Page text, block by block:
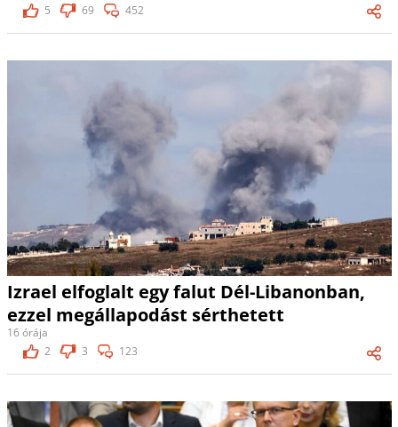
5
69 452
Izrael elfoglalt egy falut Dél-Libanonban,
ezzel megállapodást sérthetett
16 órája
2
3 123